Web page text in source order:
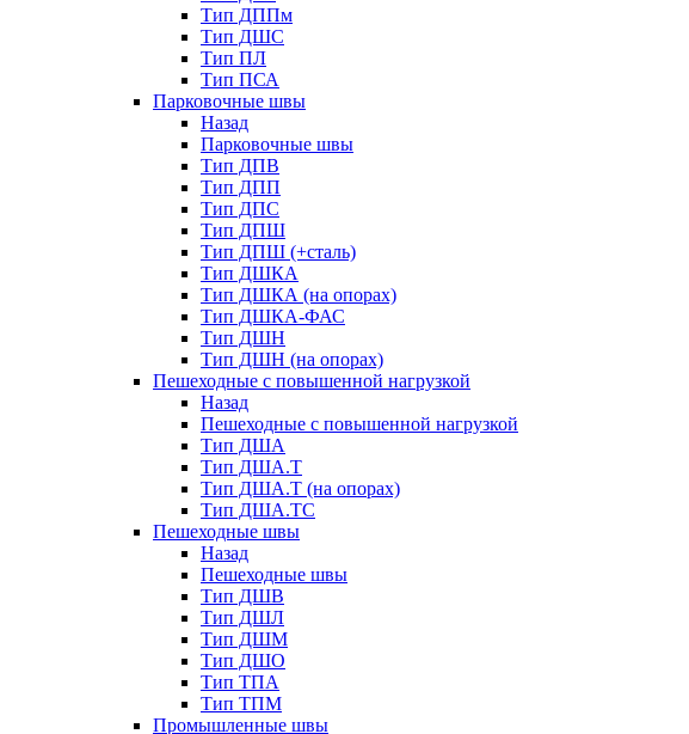
Тип ДППм
Тип ДШС
Тип ПЛ
Тип ПСА
Парковочные швы
Назад
Парковочные швы
Тип ДПВ
Тип ДПП
Тип ДПС
Тип ДПШ
Тип ДПШ (+сталь)
Тип ДШКА
Тип ДШКА (на опорах)
Тип ДШКА-ФАС
Тип ДШН
Тип ДШН (на опорах)
Пешеходные с повышенной нагрузкой
Назад
Пешеходные с повышенной нагрузкой
Тип ДША
Тип ДША.Т
Тип ДША.Т (на опорах)
Тип ДША.ТС
Пешеходные швы
Назад
Пешеходные швы
Тип ДШВ
Тип ДШЛ
Тип ДШМ
Тип ДШО
Тип ТПА
Тип ТПМ
Промышленные швы